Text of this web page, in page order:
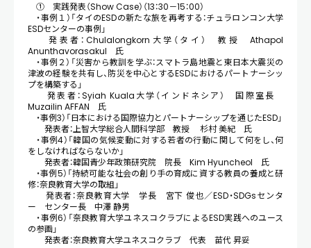
① 実践発表（Show Case）（13：30－15：00）
・事例１）「タイのESDの新たな旅を再考する：チュラロンコン大学
ESDセンターの事例」
発表者：Chulalongkorn大学（タイ） 教授 Athapol
Anunthavorasakul 氏
・事例２）「災害から教訓を学ぶ：スマトラ島地震と東日本大震災の
津波の経験を共有し、防災を中心とするESDにおけるパートナーシッ
プを構築する」
発表者：Syiah Kuala大学（インドネシア） 国際室長
Muzailin AFFAN 氏
・事例3）「日本における国際協力とパートナーシップを通じたESD」
発表者：上智大学総合人間科学部 教授 杉村 美紀 氏
・事例4）「韓国の気候変動に対する若者の行動に関して何をし、何
をしなければならないか」
発表者：韓国青少年政策研究院 院長 Kim Hyuncheol 氏
・事例5）「持続可能な社会の創り手の育成に資する教員の養成と研
修：奈良教育大学の取組」
発表者：奈良教育大学 学長 宮下 俊也／ESD・SDGsセンタ
ー センター長 中澤 静男
・事例6）「奈良教育大学ユネスコクラブによるESD実践へのユース
の参画」
発表者：奈良教育大学ユネスコクラブ 代表 苗代 昇妥